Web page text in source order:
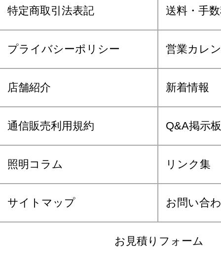
特定商取引法表記 送料・手
プライバシーポリシー 営業カレ
店舗紹介 新着情報
通信販売利用規約 Q&A掲示板
照明コラム リンク集
サイトマップ お問い合
お見積りフォーム